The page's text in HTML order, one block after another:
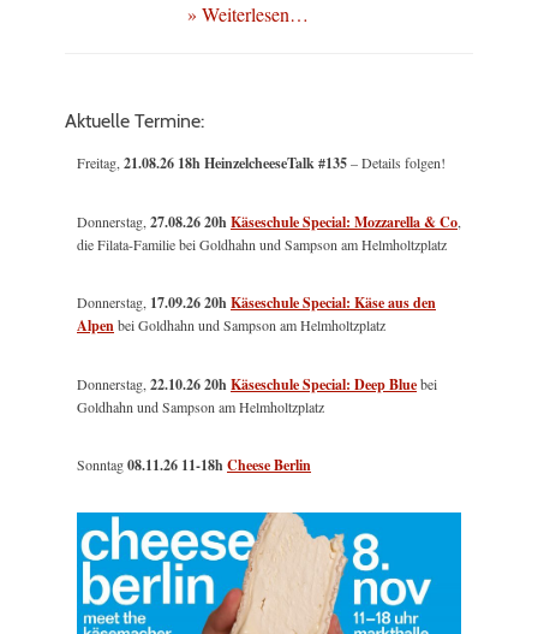
» Weiterlesen…
Aktuelle Termine:
Freitag,21.08.26 18h HeinzelcheeseTalk #135– Details folgen!
Donnerstag,27.08.26 20hKäseschule Special: Mozzarella & Co,
die Filata-Familie bei Goldhahn und Sampson am Helmholtzplatz
Donnerstag, 17.09.26 20hKäseschule Special: Käse aus den
Alpenbei Goldhahn und Sampson am Helmholtzplatz
Donnerstag,22.10.26 20hKäseschule Special: Deep Bluebei
Goldhahn und Sampson am Helmholtzplatz
Sonntag08.11.26 11-18hCheese Berlin